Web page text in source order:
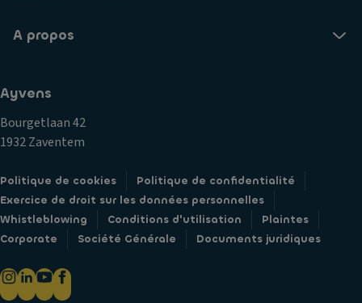
A propos
Ayvens
Bourgetlaan 42
1932 Zaventem
Politique de cookies
Politique de confidentialité
Exercice de droit sur les données personnelles
Whistleblowing
Conditions d'utilisation
Plaintes
Corporate
Société Générale Documents juridiques